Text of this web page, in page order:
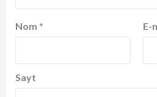
Nom * E-
Sayt